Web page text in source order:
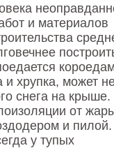
и материалов
и хрупка, может
снега на крыше.
от
и пилой.
у тупых